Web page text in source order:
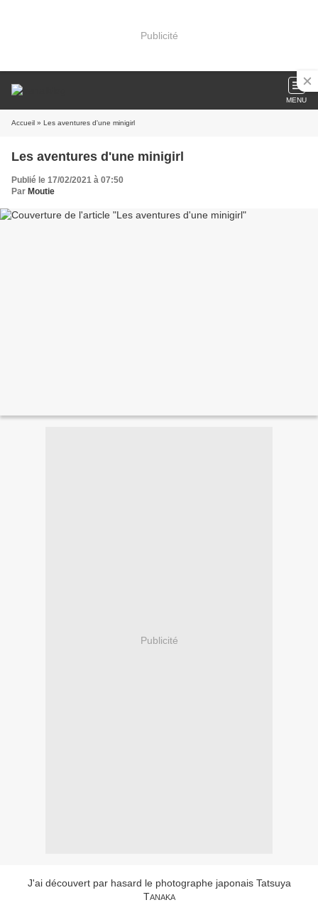
Publicité
MENU
Accueil » Les aventures d'une minigirl
Les aventures d'une minigirl
Publié le 17/02/2021 à 07:50
Par Moutie
Publicité
J'ai découvert par hasard le photographe japonais Tatsuya
TANAKA